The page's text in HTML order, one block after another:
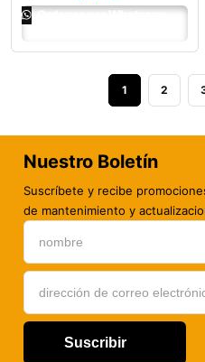
Ordenar por Whatsapp
1 2
Nuestro Boletín
Suscríbete y recibe
de mantenimiento y
Suscribir